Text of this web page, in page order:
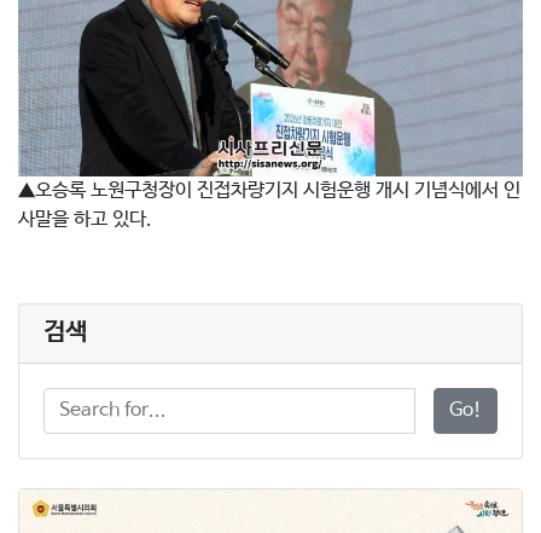
▲오승록 노원구청장이 진접차량기지 시험운행 개시 기념식에서 인
사말을 하고 있다.
검색
Go!